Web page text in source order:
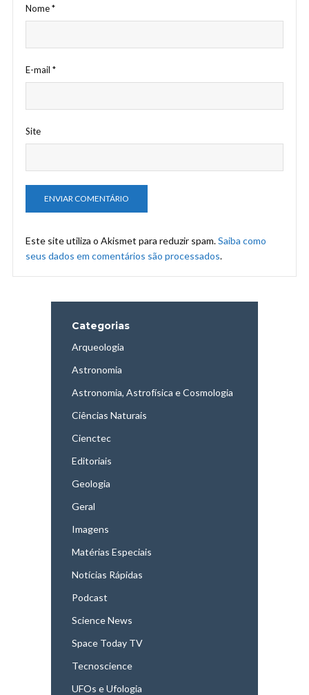
Nome*
E-mail *
Site
Este site utiliza o Akismet para reduzir spam.Saiba como
seus dados em comentários são processados.
Categorias
Arqueologia
Astronomia
Astronomia, Astrofísica e Cosmologia
Ciências Naturais
Cienctec
Editoriais
Geologia
Geral
Imagens
Matérias Especiais
Notícias Rápidas
Podcast
Science News
Space Today TV
Tecnoscience
UFOs e Ufologia